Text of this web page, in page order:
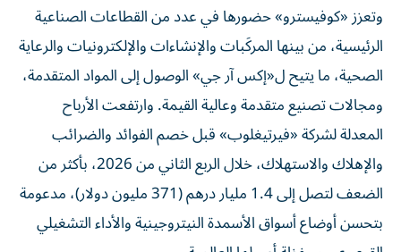
وتعزز «كوفيسترو» حضورها في عدد من القطاعات الصناعية
الرئيسية، من بينها المركَبات والإنشاءات والإلكترونيات والرعاية
الصحية، ما يتيح ل«إكس آر جي» الوصول إلى المواد المتقدمة،
ومجالات تصنيع متقدمة وعالية القيمة. وارتفعت الأرباح
المعدلة لشركة «فيرتيغلوب» قبل خصم الفوائد والضرائب
والإهلاك والاستهلاك، خلال الربع الثاني من 2026، بأكثر من
الضعف لتصل إلى 1.4 مليار درهم (371 مليون دولار)، مدعومة
بتحسن أوضاع أسواق الأسمدة النيتروجينية والأداء التشغيلي